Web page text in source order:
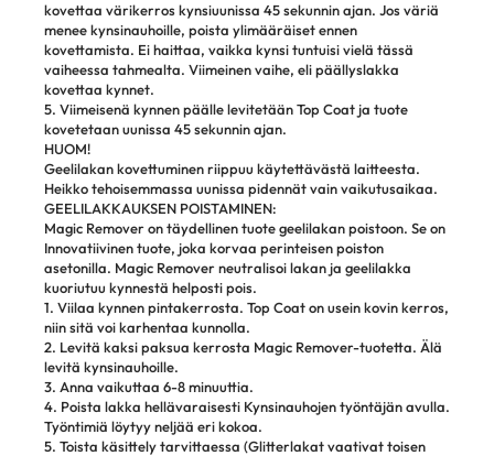
kovettaa värikerros kynsiuunissa 45 sekunnin ajan. Jos väriä
menee kynsinauhoille, poista ylimääräiset ennen
kovettamista. Ei haittaa, vaikka kynsi tuntuisi vielä tässä
vaiheessa tahmealta. Viimeinen vaihe, eli päällyslakka
kovettaa kynnet.
5. Viimeisenä kynnen päälle levitetään Top Coat ja tuote
kovetetaan uunissa 45 sekunnin ajan.
HUOM!
Geelilakan kovettuminen riippuu käytettävästä laitteesta.
Heikko tehoisemmassa uunissa pidennät vain vaikutusaikaa.
GEELILAKKAUKSEN POISTAMINEN:
Magic Remover on täydellinen tuote geelilakan poistoon. Se on
Innovatiivinen tuote, joka korvaa perinteisen poiston
asetonilla. Magic Remover neutralisoi lakan ja geelilakka
kuoriutuu kynnestä helposti pois.
1. Viilaa kynnen pintakerrosta. Top Coat on usein kovin kerros,
niin sitä voi karhentaa kunnolla.
2. Levitä kaksi paksua kerrosta Magic Remover-tuotetta. Älä
levitä kynsinauhoille.
3. Anna vaikuttaa 6-8 minuuttia.
4. Poista lakka hellävaraisesti Kynsinauhojen työntäjän avulla.
Työntimiä löytyy neljää eri kokoa.
5. Toista käsittely tarvittaessa (Glitterlakat vaativat toisen